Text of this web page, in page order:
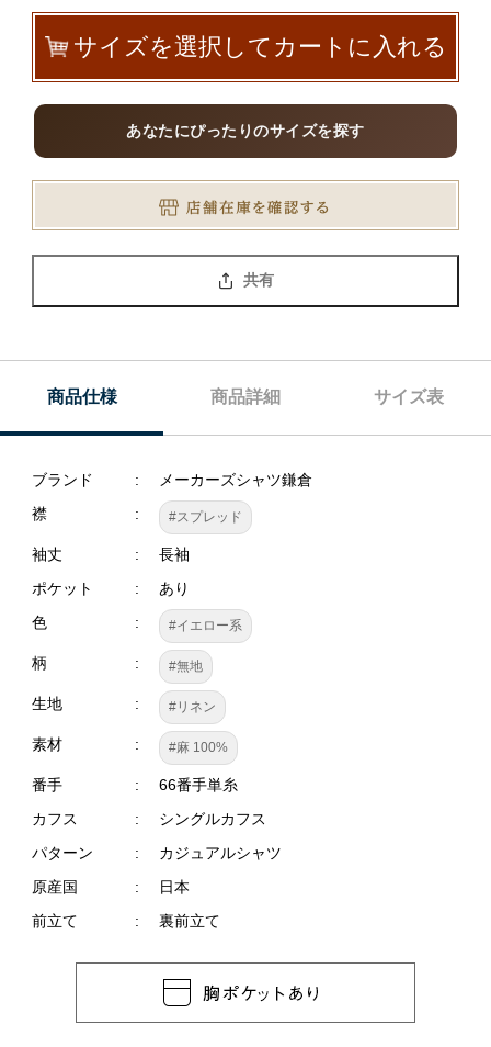
サイズを選択してカートに入れる
あなたにぴったりのサイズを探す
共有
商品仕様 商品詳細 サイズ表
ブランド
メーカーズシャツ鎌倉
襟
#スプレッド
袖丈
長袖
ポケット
あり
色
#イエロー系
柄 #無地
生地 #リネン
素材 #麻 100%
番手
66番手単糸
カフス
シングルカフス
パターン
カジュアルシャツ
原産国
日本
前立て
裏前立て